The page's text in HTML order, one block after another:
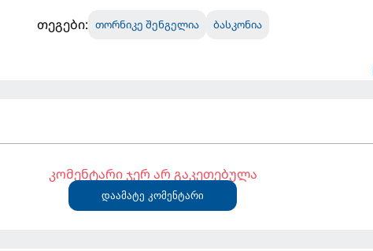
თეგები: თორნიკე შენგელია ბასკონია
კომენტარი ჯერ არ გაკეთებულა
დაამატე კომენტარი